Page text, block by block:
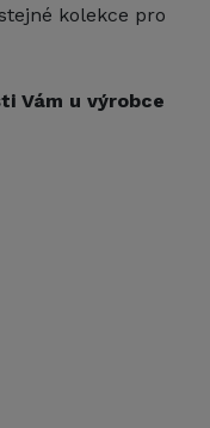
kolekce pro
Vám u výrobce